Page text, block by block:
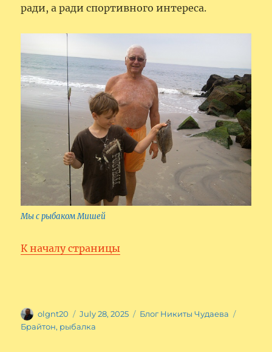
ради, а ради спортивного интереса.
Мы с рыбаком Мишей
К началу страницы
Author
olgnt20
Posted
on
July 28, 2025 Categories
Блог Никиты Чудаева
Брайтон, рыбалка